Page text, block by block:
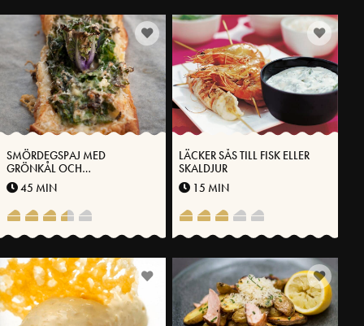
SMÖRDEGSPAJ MED
GRÖNKÅL OCH
VÄSTERBOTTENSOST
45 MIN
LÄCKER SÅS TILL FISK ELLER
SKALDJUR
15 MIN